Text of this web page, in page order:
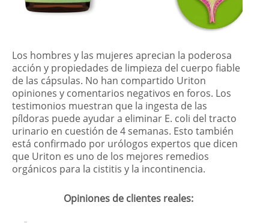
Los hombres y las mujeres aprecian la poderosa
acción y propiedades de limpieza del cuerpo fiable
de las cápsulas. No han compartido Uriton
opiniones y comentarios negativos en foros. Los
testimonios muestran que la ingesta de las
píldoras puede ayudar a eliminar E. coli del tracto
urinario en cuestión de 4 semanas. Esto también
está confirmado por urólogos expertos que dicen
que Uriton es uno de los mejores remedios
orgánicos para la cistitis y la incontinencia.
Opiniones de clientes reales: